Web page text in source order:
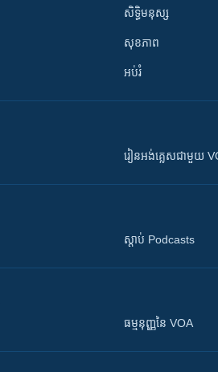
សិទ្ធិមនុស្ស
សុខភាព
អប់រំ
រៀន​​​​​​អង់គ្លេស​​ជាមួយ
ស្តាប់ Podcasts
ធម្មនុញ្ញ​នៃ VOA